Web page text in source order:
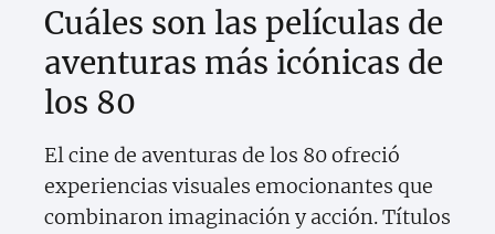
Cuáles son las películas de
aventuras más icónicas de
los 80
El cine de aventuras de los 80 ofreció
experiencias visuales emocionantes que
combinaron imaginación y acción. Títulos